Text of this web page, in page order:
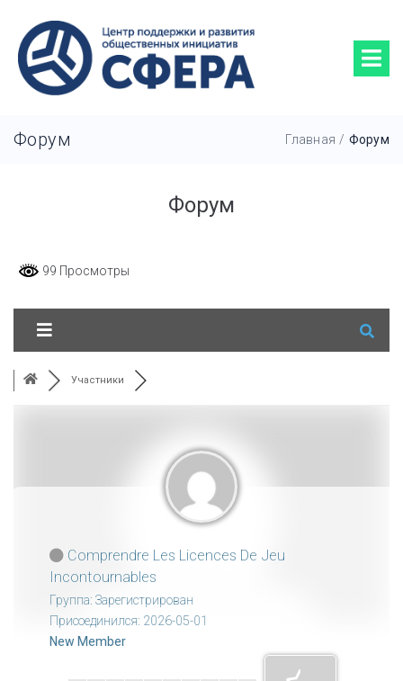
Форум Главная / Форум
Форум
99 Просмотры
Участники
Comprendre Les Licences De Jeu
Incontournables
Группа: Зарегистрирован
Присоединился: 2026-05-01
New Member